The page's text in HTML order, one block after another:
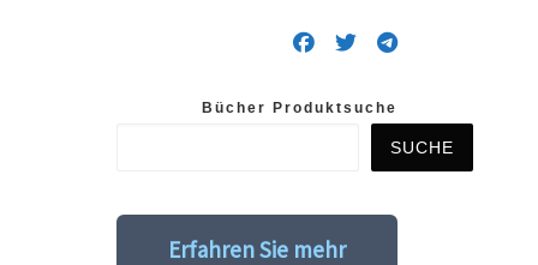
Bücher Produktsuche
SUCHE
Erfahren Sie mehr